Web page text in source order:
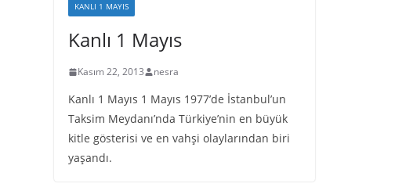
KANLI 1 MAYIS
Kanlı 1 Mayıs
Kasım 22, 2013 nesra
Kanlı 1 Mayıs 1 Mayıs 1977’de İstanbul’un
Taksim Meydanı’nda Türkiye’nin en büyük
kitle gösterisi ve en vahşi olaylarından biri
yaşandı.